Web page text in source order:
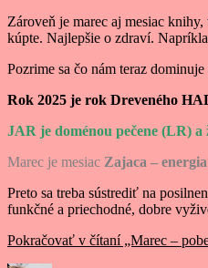
Zároveň je marec aj mesiac
kúpte. Najlepšie o zdraví.
Pozrime sa čo nám teraz
Rok 2025 je rok Dreveného
JAR je doménou pečene (LR) a
Marec je mesiac Zajaca –
Preto sa treba sústrediť na
funkčné a priechodné, dobre
Pokračovať v čítaní„Marec –